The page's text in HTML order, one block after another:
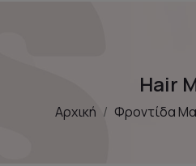
Hair
Αρχική Φροντίδα